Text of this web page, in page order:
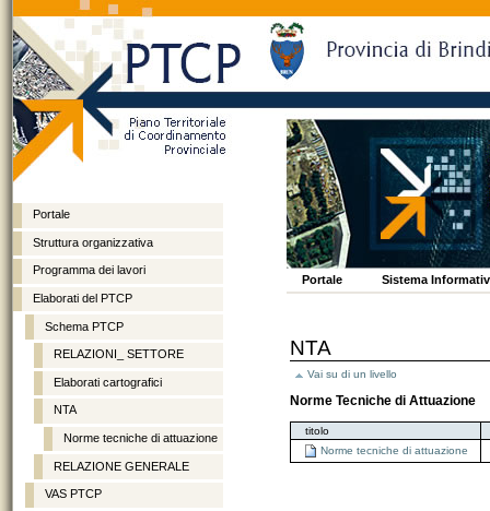
ai
contenuti.
Spostati
sulla
navigazione
Sezioni Portale Sistema
NTA
Vai su di un livello
Norme Tecniche di Attuazione
titolo
Norme tecniche di attuazione
Portale
Struttura organizzativa
Programma dei lavori
Elaborati del PTCP
Schema PTCP
RELAZIONI_ SETTORE
Elaborati cartografici
NTA
Norme tecniche di attuazione
RELAZIONE GENERALE
VAS PTCP